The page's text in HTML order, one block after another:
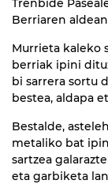
Berriaren
Murrieta kaleko
berriak ipini
bi sarrera sortu
bestea, aldapa
Bestalde,
metaliko bat
sartzea
eta garbiketa